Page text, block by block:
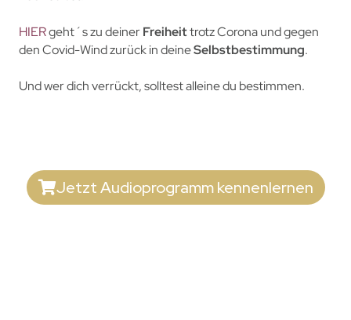
HIERgeht´s zu deinerFreiheittrotz Corona und gegen
den Covid-Wind zurück in deineSelbstbestimmung.
Und wer dich verrückt, solltest alleine du bestimmen.
Jetzt Audioprogramm kennenlernen